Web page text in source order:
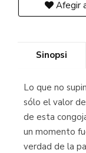
Afegir
Sinopsi
Lo que no
sólo el valor
de esta
un momento
verdad de la